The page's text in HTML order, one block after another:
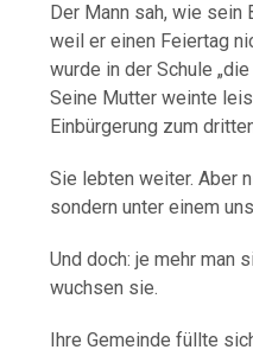
Der Mann sah, wie sein
weil er einen Feiertag
wurde in der Schule
Seine Mutter weinte
Einbürgerung zum
Sie lebten weiter. Aber
sondern unter einem
Und doch: je mehr man
wuchsen sie.
Ihre Gemeinde füllte